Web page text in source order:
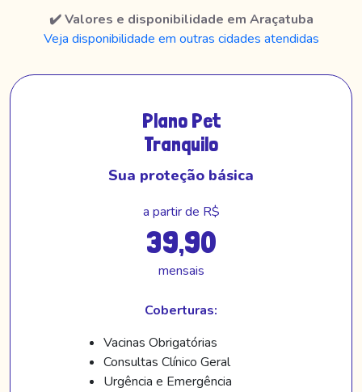
✔️ Valores e disponibilidade em Araçatuba
Veja disponibilidade em outras cidades atendidas
Plano Pet
Tranquilo
Sua proteção básica
a partir de R$
39,90
mensais
Coberturas:
Vacinas Obrigatórias
Consultas Clínico Geral
Urgência e Emergência